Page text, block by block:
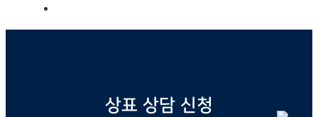
상표 상담 신청